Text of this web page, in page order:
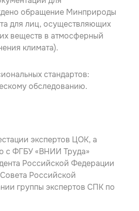
обращение Минприроды
для лиц, осуществляющих
веществ в атмосферный
климата).
стандартов:
обследованию.
экспертов ЦОК, а
с ФГБУ «ВНИИ Труда»
Российской Федерации
Российской
группы экспертов СПК по